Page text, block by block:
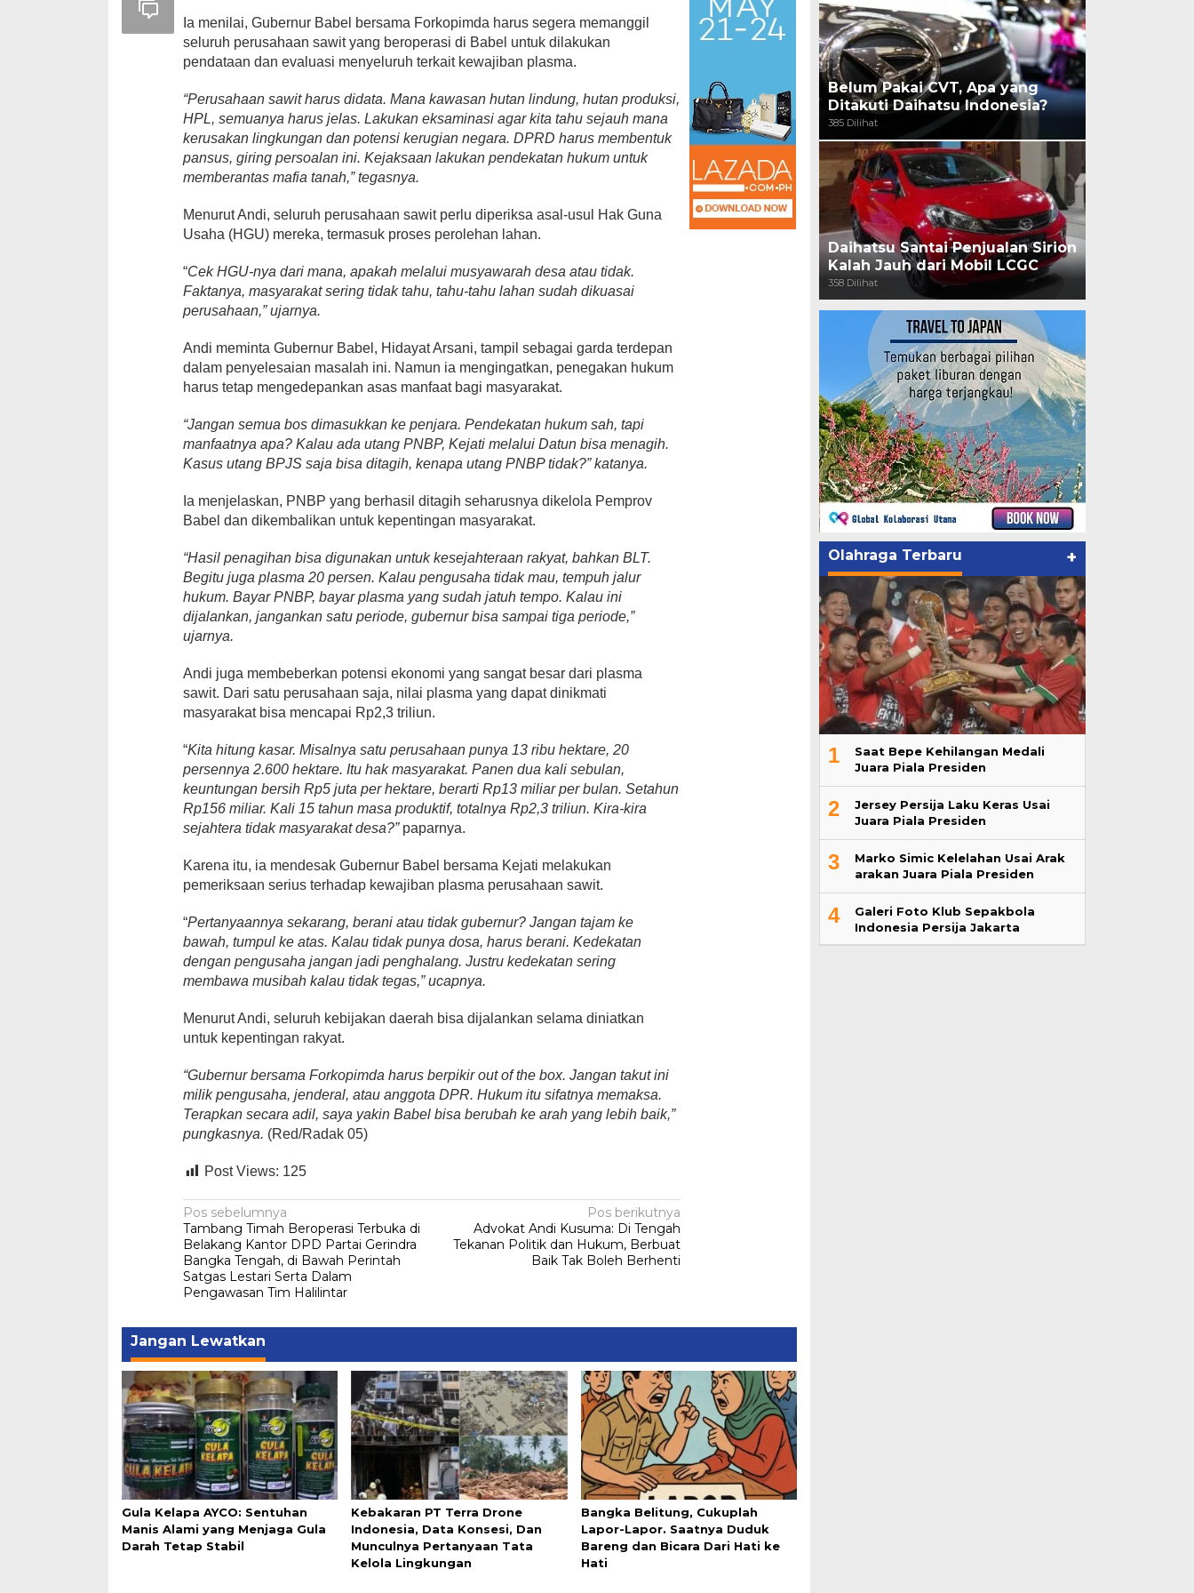
Ia menilai, Gubernur Babel bersama Forkopimda harus segera memanggil
seluruh perusahaan sawit yang beroperasi di Babel untuk dilakukan
pendataan dan evaluasi menyeluruh terkait kewajiban plasma.
“Perusahaan sawit harus didata. Mana kawasan hutan lindung, hutan produksi,
HPL, semuanya harus jelas. Lakukan eksaminasi agar kita tahu sejauh mana
kerusakan lingkungan dan potensi kerugian negara. DPRD harus membentuk
pansus, giring persoalan ini. Kejaksaan lakukan pendekatan hukum untuk
memberantas mafia tanah,” tegasnya.
Menurut Andi, seluruh perusahaan sawit perlu diperiksa asal-usul Hak Guna
Usaha (HGU) mereka, termasuk proses perolehan lahan.
“Cek HGU-nya dari mana, apakah melalui musyawarah desa atau tidak.
Faktanya, masyarakat sering tidak tahu, tahu-tahu lahan sudah dikuasai
perusahaan,” ujarnya.
Andi meminta Gubernur Babel, Hidayat Arsani, tampil sebagai garda terdepan
dalam penyelesaian masalah ini. Namun ia mengingatkan, penegakan hukum
harus tetap mengedepankan asas manfaat bagi masyarakat.
“Jangan semua bos dimasukkan ke penjara. Pendekatan hukum sah, tapi
manfaatnya apa? Kalau ada utang PNBP, Kejati melalui Datun bisa menagih.
Kasus utang BPJS saja bisa ditagih, kenapa utang PNBP tidak?” katanya.
Ia menjelaskan, PNBP yang berhasil ditagih seharusnya dikelola Pemprov
Babel dan dikembalikan untuk kepentingan masyarakat.
“Hasil penagihan bisa digunakan untuk kesejahteraan rakyat, bahkan BLT.
Begitu juga plasma 20 persen. Kalau pengusaha tidak mau, tempuh jalur
hukum. Bayar PNBP, bayar plasma yang sudah jatuh tempo. Kalau ini
dijalankan, jangankan satu periode, gubernur bisa sampai tiga periode,”
ujarnya.
Andi juga membeberkan potensi ekonomi yang sangat besar dari plasma
sawit. Dari satu perusahaan saja, nilai plasma yang dapat dinikmati
masyarakat bisa mencapai Rp2,3 triliun.
“Kita hitung kasar. Misalnya satu perusahaan punya 13 ribu hektare, 20
persennya 2.600 hektare. Itu hak masyarakat. Panen dua kali sebulan,
keuntungan bersih Rp5 juta per hektare, berarti Rp13 miliar per bulan. Setahun
Rp156 miliar. Kali 15 tahun masa produktif, totalnya Rp2,3 triliun. Kira-kira
sejahtera tidak masyarakat desa?”paparnya.
Karena itu, ia mendesak Gubernur Babel bersama Kejati melakukan
pemeriksaan serius terhadap kewajiban plasma perusahaan sawit.
“Pertanyaannya sekarang, berani atau tidak gubernur? Jangan tajam ke
bawah, tumpul ke atas. Kalau tidak punya dosa, harus berani. Kedekatan
dengan pengusaha jangan jadi penghalang. Justru kedekatan sering
membawa musibah kalau tidak tegas,” ucapnya.
Menurut Andi, seluruh kebijakan daerah bisa dijalankan selama diniatkan
untuk kepentingan rakyat.
“Gubernur bersama Forkopimda harus berpikir out of the box. Jangan takut ini
milik pengusaha, jenderal, atau anggota DPR. Hukum itu sifatnya memaksa.
Terapkan secara adil, saya yakin Babel bisa berubah ke arah yang lebih baik,”
pungkasnya. (Red/Radak 05)
Post Views: 125
Navigasi
pos
Pos sebelumnya
Tambang Timah Beroperasi Terbuka di
Belakang Kantor DPD Partai Gerindra
Bangka Tengah, di Bawah Perintah
Satgas Lestari Serta Dalam
Pengawasan Tim Halilintar
Pos berikutnya
Advokat Andi Kusuma: Di Tengah
Tekanan Politik dan Hukum, Berbuat
Baik Tak Boleh Berhenti
Jangan Lewatkan
Gula Kelapa AYCO: Sentuhan
Manis Alami yang Menjaga Gula
Darah Tetap Stabil
Kebakaran PT Terra Drone
Indonesia, Data Konsesi, Dan
Munculnya Pertanyaan Tata
Kelola Lingkungan
Bangka Belitung, Cukuplah
Lapor-Lapor. Saatnya Duduk
Bareng dan Bicara Dari Hati ke
Hati
Belum Pakai CVT, Apa yang
Ditakuti Daihatsu Indonesia?
385 Dilihat
Daihatsu Santai Penjualan Sirion
Kalah Jauh dari Mobil LCGC
358 Dilihat
Olahraga Terbaru +
1
Saat Bepe Kehilangan Medali
Juara Piala Presiden
2
Jersey Persija Laku Keras Usai
Juara Piala Presiden
3
Marko Simic Kelelahan Usai Arak
arakan Juara Piala Presiden
4
Galeri Foto Klub Sepakbola
Indonesia Persija Jakarta